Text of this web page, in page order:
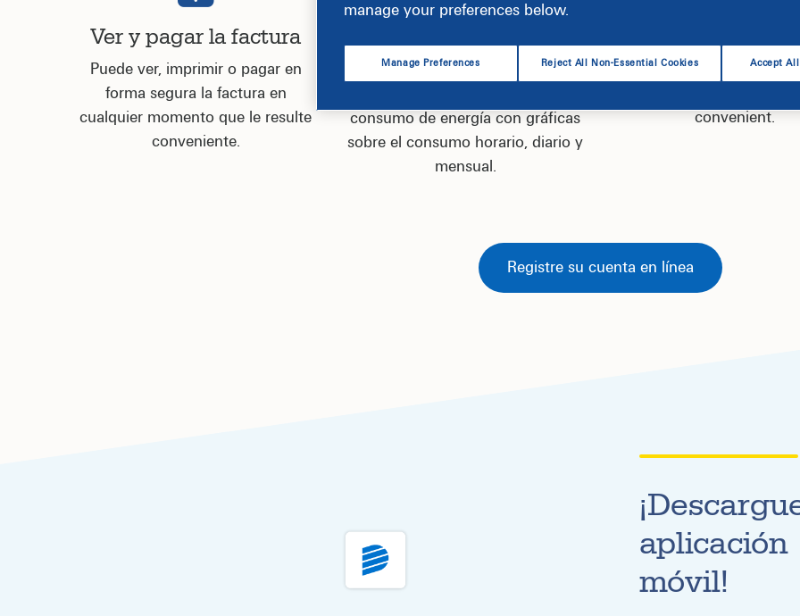
Ver y pagar la factura
Puede ver, imprimir o pagar en
forma segura la factura en
cualquier momento que le resulte
conveniente.
energía
consumo de energía con gráficas
sobre el consumo horario, diario y
mensual.
Starting, stopping, or
convenient.
Registre su cuenta en línea
aplicación
móvil!
manage your preferences below.
Manage Preferences Reject All Non-Essential Cookies Accept